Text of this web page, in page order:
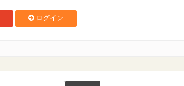
ログイン